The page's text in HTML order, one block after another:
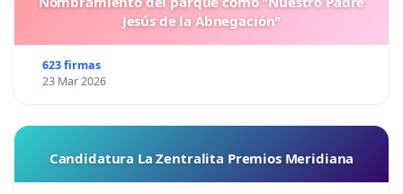
Jesús de la Abnegación"
623 firmas
23 Mar 2026
Candidatura La Zentralita Premios Meridiana